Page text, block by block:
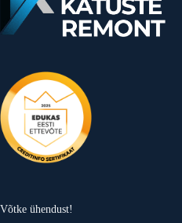
Võtke ühendust!